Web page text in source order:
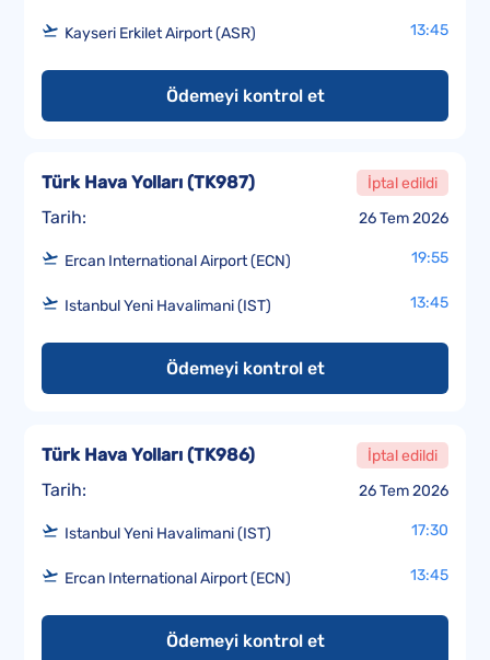
Kayseri Erkilet Airport (ASR) 13:45
Ödemeyi kontrol et
Tarih: 26 Tem 2026
Türk Hava Yolları (TK987) İptal edildi
Ercan International Airport (ECN) 19:55
Istanbul Yeni Havalimani (IST) 13:45
Ödemeyi kontrol et
Tarih: 26 Tem 2026
Türk Hava Yolları (TK986) İptal edildi
Istanbul Yeni Havalimani (IST) 17:30
Ercan International Airport (ECN) 13:45
Ödemeyi kontrol et